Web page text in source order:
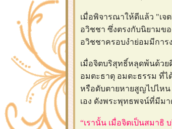
เมื่อพิจารณาให้ดีแล้ว "เ
อวิชชา ซึ่งตรงกับนิยามข
อวิชชาครอบงำย่อมมีกา
เมื่อจิตบริสุทธิ์หลุดพ้นด้วย
อมตะธาตุ อมตะธรรม ที่ไ
หรือดับตายหายสูญไปไห
เอง ดังพระพุทธพจน์ที่มีม
“เรานั้น เมื่อจิตเป็นสมาธิ